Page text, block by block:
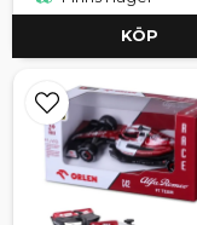
KÖP